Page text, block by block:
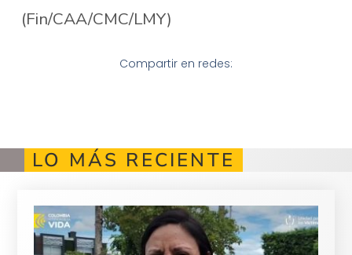
(Fin/CAA/CMC/LMY)
Compartir en redes:
LO MÁS RECIENTE